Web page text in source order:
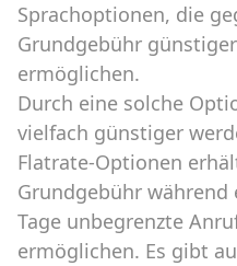
Sprachoptionen, die
Grundgebühr
ermöglichen.
Durch eine solche
vielfach günstiger
Flatrate-Optionen
Grundgebühr
Tage unbegrenzte
ermöglichen. Es gibt